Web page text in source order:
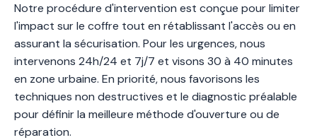
Notre procédure d'intervention est conçue pour limiter
l'impact sur le coffre tout en rétablissant l'accès ou en
assurant la sécurisation. Pour les urgences, nous
intervenons 24h/24 et 7j/7 et visons 30 à 40 minutes
en zone urbaine. En priorité, nous favorisons les
techniques non destructives et le diagnostic préalable
pour définir la meilleure méthode d'ouverture ou de
réparation.